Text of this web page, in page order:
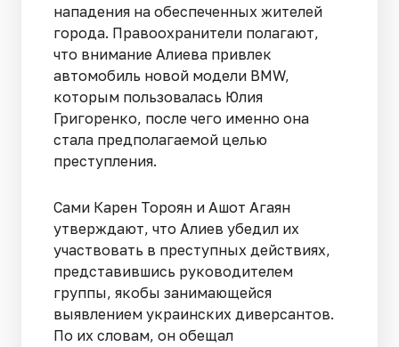
нападения на обеспеченных жителей
города. Правоохранители полагают,
что внимание Алиева привлек
автомобиль новой модели BMW,
которым пользовалась Юлия
Григоренко, после чего именно она
стала предполагаемой целью
преступления.
Сами Карен Тороян и Ашот Агаян
утверждают, что Алиев убедил их
участвовать в преступных действиях,
представившись руководителем
группы, якобы занимающейся
выявлением украинских диверсантов.
По их словам, он обещал